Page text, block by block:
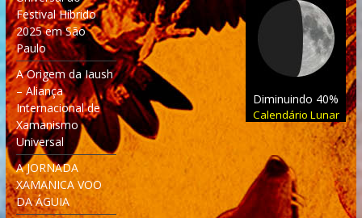
Festival Híbrido
2025 em São
Paulo
A Origem da Iaush
– Aliança
Internacional de
Xamanismo
Universal
A JORNADA
XAMANICA VOO
DA ÁGUIA
Diminuindo 40%
Calendário Lunar